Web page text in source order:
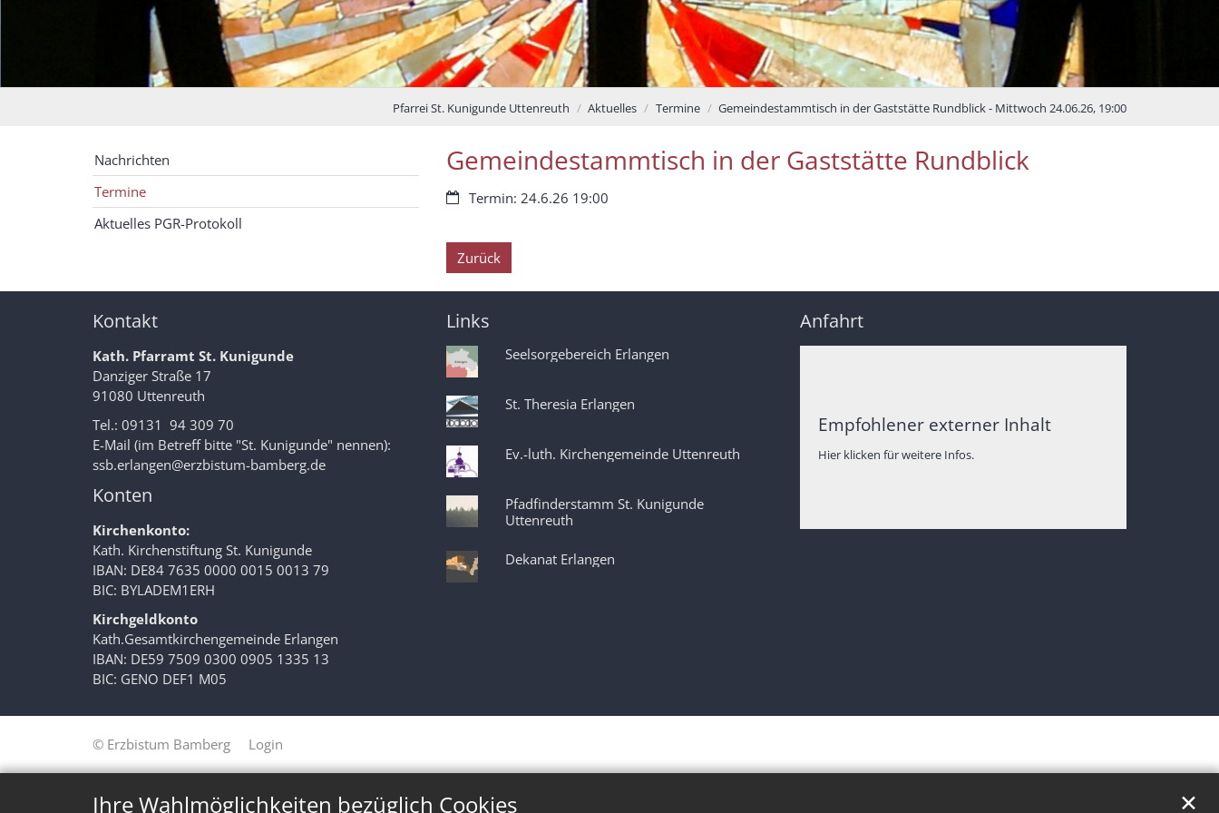
Ihre Wahlmöglichkeiten bezüglich Cookies ✕
Pfarrei St. Kunigunde Uttenreuth Aktuelles Termine Gemeindestammtisch in der Gaststätte Rundblick - Mittwoch 24.06.26, 19:00
Gemeindestammtisch in der Gaststätte Rundblick
Datum:Termin: 24.6.26 19:00
Zurück
Nachrichten
Termine
Aktuelles PGR-Protokoll
Kontakt
Kath. Pfarramt St. Kunigunde
Danziger Straße 17
91080 Uttenreuth
Tel.: 09131 94 309 70
E-Mail (im Betreff bitte "St. Kunigunde" nennen):
ssb.erlangen@erzbistum-bamberg.de
Konten
Kirchenkonto:
Kath. Kirchenstiftung St. Kunigunde
IBAN: DE84 7635 0000 0015 0013 79
BIC: BYLADEM1ERH
Kirchgeldkonto
Kath.Gesamtkirchengemeinde Erlangen
IBAN: DE59 7509 0300 0905 1335 13
BIC: GENO DEF1 M05
Links
Seelsorgebereich Erlangen
St. Theresia Erlangen
Ev.-luth. Kirchengemeinde Uttenreuth
Pfadfinderstamm St. Kunigunde
Uttenreuth
Dekanat Erlangen
Anfahrt
Empfohlener externer Inhalt
Hier klicken für weitere Infos.
© Erzbistum Bamberg Login